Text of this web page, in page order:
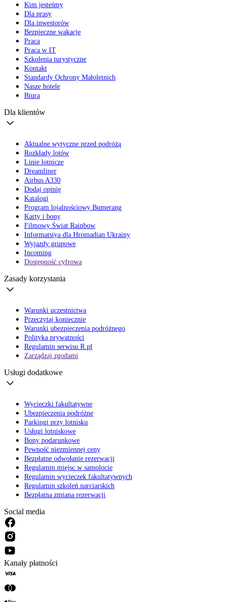
Kim jesteśmy
Dla prasy
Dla inwestorów
Bezpieczne wakacje
Praca
Praca w IT
Szkolenia turystyczne
Kontakt
Standardy Ochrony Małoletnich
Nasze hotele
Biura
Dla klientów
Aktualne wytyczne przed podróżą
Rozkłady lotów
Linie lotnicze
Dreamliner
Airbus A330
Dodaj opinię
Katalogi
Program lojalnościowy Bumerang
Karty i bony
Filmowy Świat Rainbow
Informatsiya dla Hromadian Ukrainy
Wyjazdy grupowe
Incoming
Dostępność cyfrowa
Zasady korzystania
Warunki uczestnictwa
Przeczytaj koniecznie
Warunki ubezpieczenia podróżnego
Polityka prywatności
Regulamin serwisu R.pl
Zarządzaj zgodami
Usługi dodatkowe
Wycieczki fakultatywne
Ubezpieczenia podróżne
Parkingi przy lotnisku
Usługi lotniskowe
Bony podarunkowe
Pewność niezmiennej ceny
Bezpłatne odwołanie rezerwacji
Regulamin miejsc w samolocie
Regulamin wycieczek fakultatywnych
Regulamin szkoleń narciarskich
Bezpłatna zmiana rezerwacji
Social media
Kanały płatności